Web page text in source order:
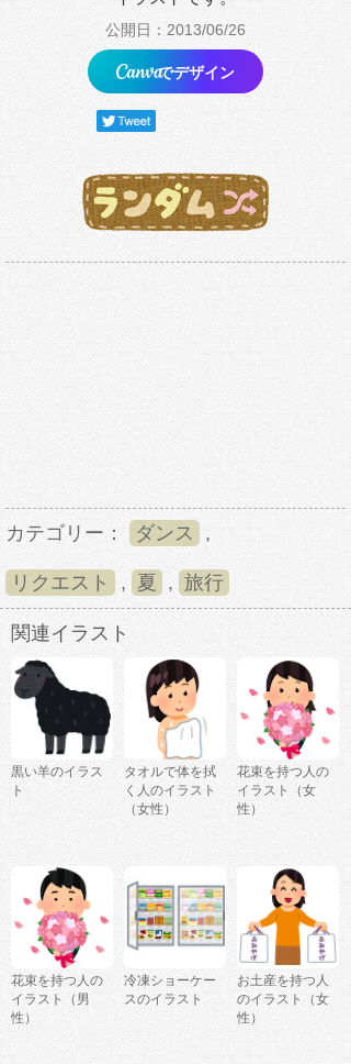
公開日：2013/06/26
でデザイン
カテゴリー： ダンス ,
リクエスト , 夏 , 旅行
関連イラスト
黒い羊のイラス
ト
タオルで体を拭
く人のイラスト
（女性）
花束を持つ人の
イラスト（女
性）
花束を持つ人の
イラスト（男
性）
冷凍ショーケー
スのイラスト
お土産を持つ人
のイラスト（女
性）